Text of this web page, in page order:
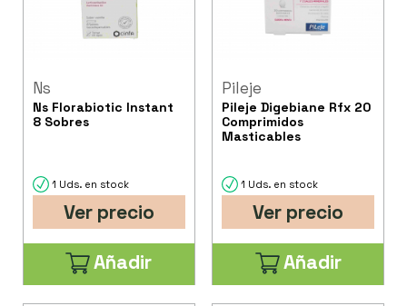
Ns
Ns Florabiotic Instant
8 Sobres
1 Uds. en stock
Ver precio
Añadir
Pileje
Pileje Digebiane Rfx 20
Comprimidos
Masticables
1 Uds. en stock
Ver precio
Añadir